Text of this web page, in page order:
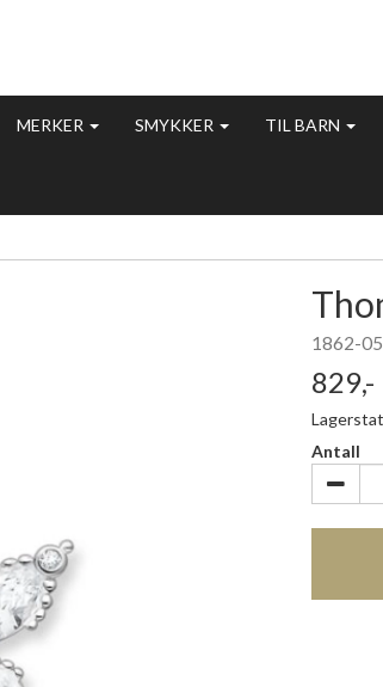
MERKER SMYKKER TIL BARN
1862-
829,-
Antall